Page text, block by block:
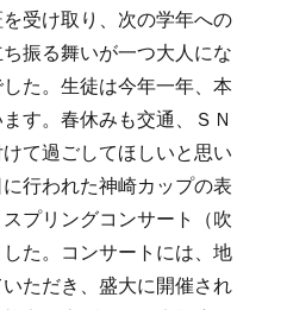
受け取り、次の学年への
振る舞いが一つ大人にな
た。生徒は今年一年、本
す。春休みも交通、ＳＮ
て過ごしてほしいと思い
行われた神崎カップの表
プリングコンサート（吹
た。コンサートには、地
ただき、盛大に開催され